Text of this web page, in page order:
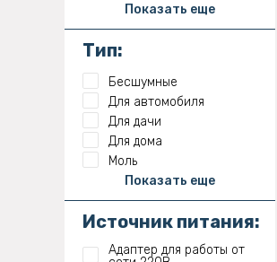
Показать еще
Тип:
Бесшумные
Для автомобиля
Для дачи
Для дома
Моль
Показать еще
Источник питания:
Адаптер для работы от